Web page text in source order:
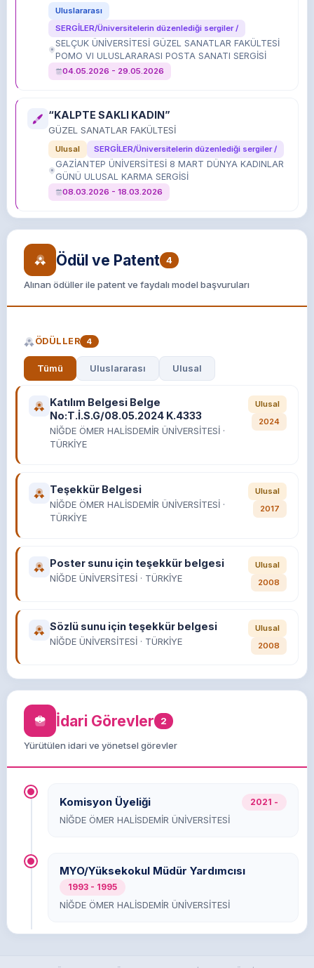
Ödül ve Patent 4
Alınan ödüller ile patent ve faydalı model başvuruları
ÖDÜLLER 4
Tümü Uluslararası Ulusal
Katılım Belgesi Belge
No:T.İ.S.G/08.05.2024 K.4333
NİĞDE ÖMER HALİSDEMİR ÜNİVERSİTESİ ·
TÜRKİYE
Ulusal
2024
Teşekkür Belgesi
NİĞDE ÖMER HALİSDEMİR ÜNİVERSİTESİ ·
TÜRKİYE
Ulusal
2017
Poster sunu için teşekkür belgesi
NİĞDE ÜNİVERSİTESİ · TÜRKİYE
Ulusal
2008
Sözlü sunu için teşekkür belgesi
NİĞDE ÜNİVERSİTESİ · TÜRKİYE
Ulusal
2008
Uluslararası
SERGİLER/Üniversitelerin düzenlediği sergiler /
SELÇUK ÜNİVERSİTESİ GÜZEL SANATLAR FAKÜLTESİ
POMO VI ULUSLARARASI POSTA SANATI SERGİSİ
04.05.2026 - 29.05.2026
“KALPTE SAKLI KADIN”
GÜZEL SANATLAR FAKÜLTESİ
Ulusal SERGİLER/Üniversitelerin düzenlediği sergiler /
GAZİANTEP ÜNİVERSİTESİ 8 MART DÜNYA KADINLAR
GÜNÜ ULUSAL KARMA SERGİSİ
08.03.2026 - 18.03.2026
NİĞDE ÖMER HALİSDEMİR ÜNİVERSİTESİ GÜZEL
SANATLAR FAKÜLTESİ
Ulusal SERGİLER/Karma sergiler /
"DERİn İZ"
Ulusal SERGİLER/Üniversitelerin düzenlediği sergiler /
NİĞDE ÖMER HALİSDEMİR ÜNİVERSİTESİ "YÜKSELİŞ" -
KARMA SERGİ -
27.10.2025 - 31.10.2025
ONGON
Avrasya Üniversitesi Meslek Yüksekokulu Tarafından
Düzenlenen
Geleneksel Türk sanatları Bölümü Tarafından
Düzenlenmiştir
19.02.2021 - 28.02.2021
MEŞALE
İSKENDERUN MESLEK YÜKSEKOKULU
Uluslararası
SERGİLER/Üniversitelerin düzenlediği sergiler /
ANKARA 03.03.2020 - 08.03.2020
İdari Görevler 2
Yürütülen idari ve yönetsel görevler
Komisyon Üyeliği 2021 -
NİĞDE ÖMER HALİSDEMİR ÜNİVERSİTESİ
MYO/Yüksekokul Müdür Yardımcısı
1993 - 1995
NİĞDE ÖMER HALİSDEMİR ÜNİVERSİTESİ